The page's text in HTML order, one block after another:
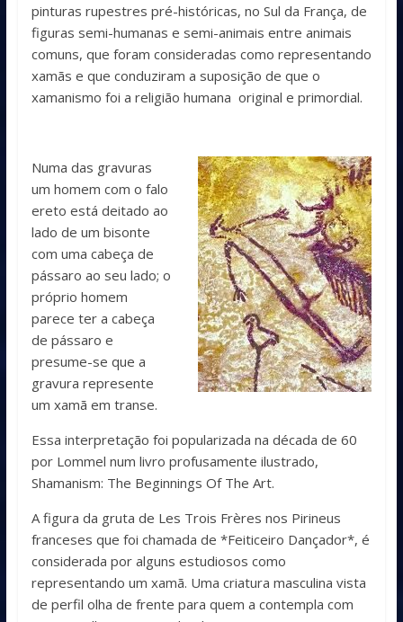
pinturas rupestres pré-históricas, no Sul da França, de
figuras semi-humanas e semi-animais entre animais
comuns, que foram consideradas como representando
xamãs e que conduziram a suposição de que o
xamanismo foi a religião humana original e primordial.
Numa das gravuras
um homem com o falo
ereto está deitado ao
lado de um bisonte
com uma cabeça de
pássaro ao seu lado; o
próprio homem
parece ter a cabeça
de pássaro e
presume-se que a
gravura represente
um xamã em transe.
Essa interpretação foi popularizada na década de 60
por Lommel num livro profusamente ilustrado,
Shamanism: The Beginnings Of The Art.
A figura da gruta de Les Trois Frères nos Pirineus
franceses que foi chamada de *Feiticeiro Dançador*, é
considerada por alguns estudiosos como
representando um xamã. Uma criatura masculina vista
de perfil olha de frente para quem a contempla com